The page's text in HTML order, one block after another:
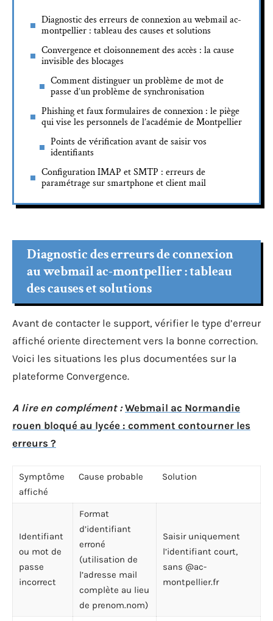
Diagnostic des erreurs de connexion au webmail ac-
montpellier : tableau des causes et solutions
Convergence et cloisonnement des accès : la cause
invisible des blocages
Comment distinguer un problème de mot de
passe d’un problème de synchronisation
Phishing et faux formulaires de connexion : le piège
qui vise les personnels de l’académie de Montpellier
Points de vérification avant de saisir vos
identifiants
Configuration IMAP et SMTP : erreurs de
paramétrage sur smartphone et client mail
Diagnostic des erreurs de connexion
au webmail ac-montpellier : tableau
des causes et solutions
Avant de contacter le support, vérifier le type d’erreur
affiché oriente directement vers la bonne correction.
Voici les situations les plus documentées sur la
plateforme Convergence.
A lire en complément : Webmail ac Normandie
rouen bloqué au lycée : comment contourner les
erreurs ?
Symptôme
affiché
Cause probable Solution
Identifiant
ou mot de
passe
incorrect
Format
d’identifiant
erroné
(utilisation de
l’adresse mail
complète au lieu
de prenom.nom)
Saisir uniquement
l’identifiant court,
sans @ac-
montpellier.fr